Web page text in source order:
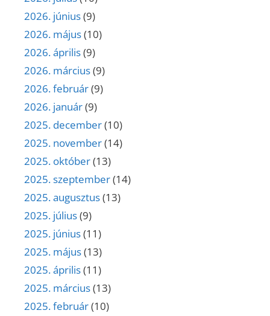
2026. június(9)
2026. május(10)
2026. április(9)
2026. március(9)
2026. február(9)
2026. január(9)
2025. december(10)
2025. november(14)
2025. október(13)
2025. szeptember(14)
2025. augusztus(13)
2025. július(9)
2025. június(11)
2025. május(13)
2025. április(11)
2025. március(13)
2025. február(10)